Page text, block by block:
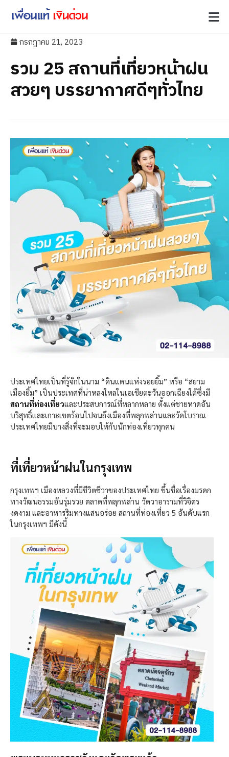
กรกฎาคม 21, 2023
รวม 25 สถานที่เที่ยวหน้าฝน
สวยๆ บรรยากาศดีๆทั่วไทย
ประเทศไทยเป็นที่รู้จักในนาม “ดินแดนแห่งรอยยิ้ม” หรือ “สยาม
เมืองยิ้ม” เป็นประเทศที่น่าหลงใหลในเอเชียตะวันออกเฉียงใต้ซึ่งมี
สถานที่ท่องเที่ยวและประสบการณ์ที่หลากหลาย ตั้งแต่ชายหาดอัน
บริสุทธิ์และเกาะเขตร้อนไปจนถึงเมืองที่พลุกพล่านและวัดโบราณ
ประเทศไทยมีบางสิ่งที่จะมอบให้กับนักท่องเที่ยวทุกคน
ที่เที่ยวหน้าฝนในกรุงเทพ
กรุงเทพฯ เมืองหลวงที่มีชีวิตชีวาของประเทศไทย ขึ้นชื่อเรื่องมรดก
ทางวัฒนธรรมอันรุ่มรวย ตลาดที่พลุกพล่าน วัดวาอารามที่วิจิตร
งดงาม และอาหารริมทางแสนอร่อย สถานที่ท่องเที่ยว 5 อันดับแรก
ในกรุงเทพฯ มีดังนี้